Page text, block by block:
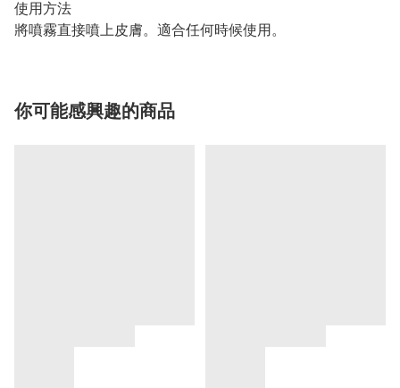
使用方法
將噴霧直接噴上皮膚。適合任何時候使用。
你可能感興趣的商品